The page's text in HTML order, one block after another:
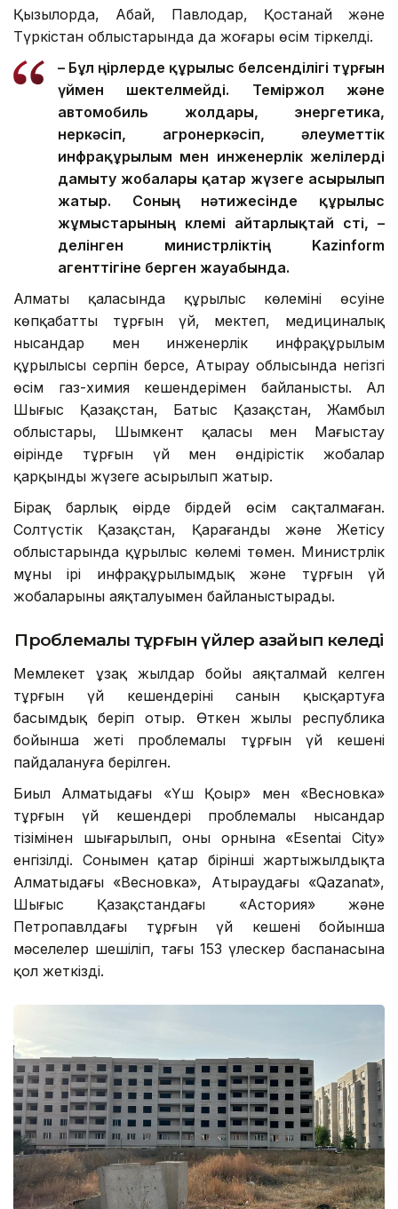
Қызылорда, Абай, Павлодар, Қостанай және
Түркістан облыстарында да жоғары өсім тіркелді.
– Бұл өңірлерде құрылыс белсенділігі тұрғын
үймен шектелмейді. Теміржол және
автомобиль жолдары, энергетика,
өнеркәсіп, агроөнеркәсіп, әлеуметтік
инфрақұрылым мен инженерлік желілерді
дамыту жобалары қатар жүзеге асырылып
жатыр. Соның нәтижесінде құрылыс
жұмыстарының көлемі айтарлықтай өсті, –
делінген министрліктің Kazinform
агенттігіне берген жауабында.
Алматы қаласында құрылыс көлемінің өсуіне
көпқабатты тұрғын үй, мектеп, медициналық
нысандар мен инженерлік инфрақұрылым
құрылысы серпін берсе, Атырау облысында негізгі
өсім газ-химия кешендерімен байланысты. Ал
Шығыс Қазақстан, Батыс Қазақстан, Жамбыл
облыстары, Шымкент қаласы мен Маңғыстау
өңірінде тұрғын үй мен өндірістік жобалар
қарқынды жүзеге асырылып жатыр.
Бірақ барлық өңірде бірдей өсім сақталмаған.
Солтүстік Қазақстан, Қарағанды және Жетісу
облыстарында құрылыс көлемі төмен. Министрлік
мұны ірі инфрақұрылымдық және тұрғын үй
жобаларының аяқталуымен байланыстырады.
Проблемалы тұрғын үйлер азайып келеді
Мемлекет ұзақ жылдар бойы аяқталмай келген
тұрғын үй кешендерінің санын қысқартуға
басымдық беріп отыр. Өткен жылы республика
бойынша жеті проблемалы тұрғын үй кешені
пайдалануға берілген.
Биыл Алматыдағы «Үш Қоңыр» мен «Весновка»
тұрғын үй кешендері проблемалы нысандар
тізімінен шығарылып, оның орнына «Esentai City»
енгізілді. Сонымен қатар бірінші жартыжылдықта
Алматыдағы «Весновка», Атыраудағы «Qazanat»,
Шығыс Қазақстандағы «Астория» және
Петропавлдағы тұрғын үй кешені бойынша
мәселелер шешіліп, тағы 153 үлескер баспанасына
қол жеткізді.